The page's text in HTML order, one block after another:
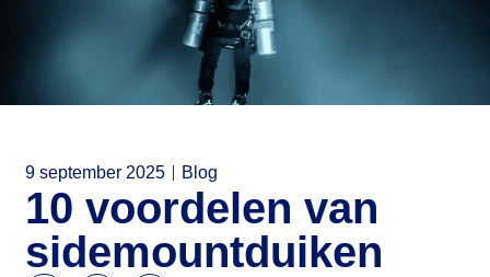
9 september 2025 Blog
10 voordelen van
sidemountduiken